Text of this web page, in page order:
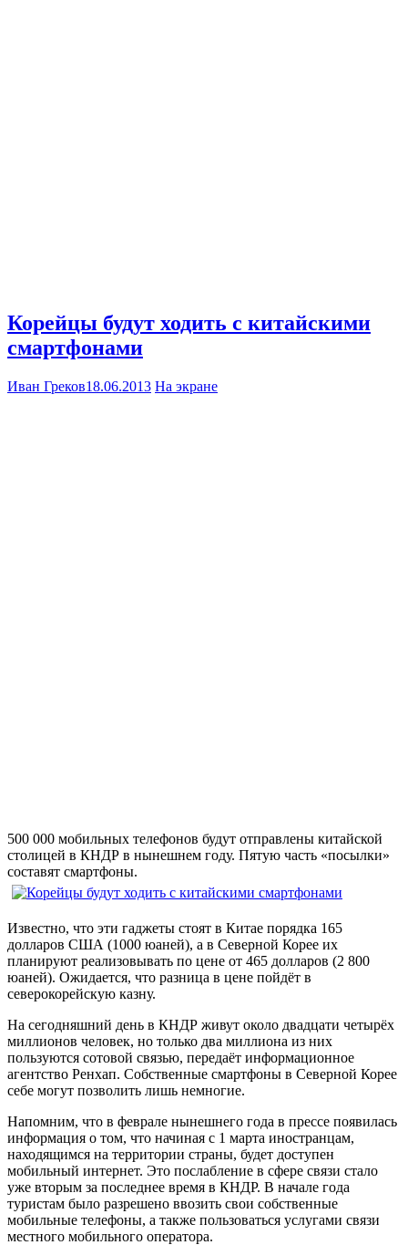
Корейцы будут ходить с китайскими
смартфонами
Иван Греков18.06.2013 На экране
500 000 мобильных телефонов будут отправлены китайской
столицей в КНДР в нынешнем году. Пятую часть «посылки»
составят смартфоны.
Известно, что эти гаджеты стоят в Китае порядка 165
долларов США (1000 юаней), а в Северной Корее их
планируют реализовывать по цене от 465 долларов (2 800
юаней). Ожидается, что разница в цене пойдёт в
северокорейскую казну.
На сегодняшний день в КНДР живут около двадцати четырёх
миллионов человек, но только два миллиона из них
пользуются сотовой связью, передаёт информационное
агентство Ренхап. Собственные смартфоны в Северной Корее
себе могут позволить лишь немногие.
Напомним, что в феврале нынешнего года в прессе появилась
информация о том, что начиная с 1 марта иностранцам,
находящимся на территории страны, будет доступен
мобильный интернет. Это послабление в сфере связи стало
уже вторым за последнее время в КНДР. В начале года
туристам было разрешено ввозить свои собственные
мобильные телефоны, а также пользоваться услугами связи
местного мобильного оператора.